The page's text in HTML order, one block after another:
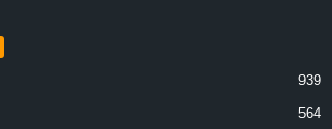
939
564